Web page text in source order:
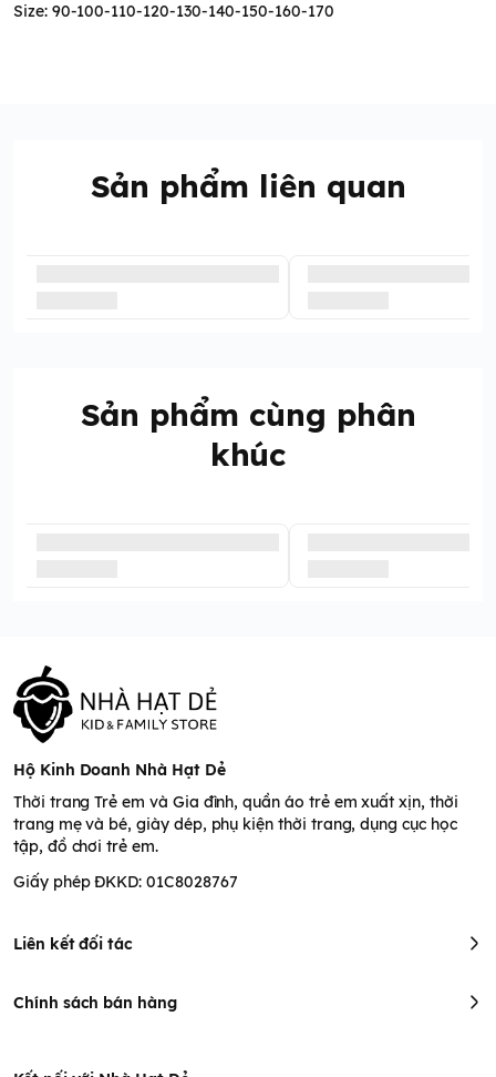
Size: 90-100-110-120-130-140-150-160-170
Sản phẩm liên quan
Sản phẩm cùng phân
khúc
Hộ Kinh Doanh Nhà Hạt Dẻ
Thời trang Trẻ em và Gia đình, quần áo trẻ em xuất xịn, thời
trang mẹ và bé, giày dép, phụ kiện thời trang, dụng cục học
tập, đồ chơi trẻ em.
Giấy phép ĐKKD: 01C8028767
Liên kết đối tác
Chính sách bán hàng